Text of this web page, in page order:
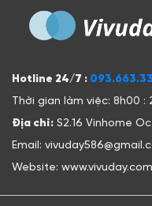
Hotline 24/7 :
Thời gian làm việc: 8h00
Địa chỉ: S2.16 Vinhome
Email:
Website: www.vivuday.com